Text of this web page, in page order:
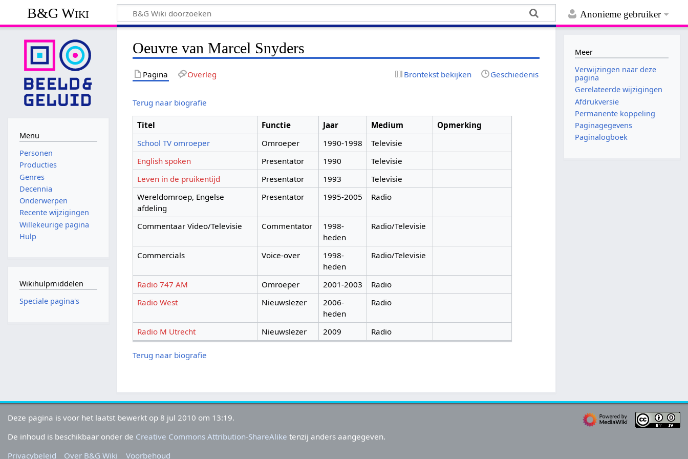
Anonieme gebruiker
B&G Wiki
Oeuvre van Marcel Snyders
Pagina Overleg Brontekst bekijken Geschiedenis
Terug naar biografie
Titel Functie Jaar Medium
Opmerking
School TV omroeper
Omroeper 1990-1998
Televisie
English spoken
Presentator 1990
Televisie
Leven in de pruikentijd
Presentator 1993
Televisie
Wereldomroep, Engelse
afdeling
Presentator 1995-2005 Radio
Commentaar Video/Televisie Commentator
1998-
heden
Radio/Televisie
Commercials Voice-over
1998-
heden
Radio/Televisie
Radio 747 AM Omroeper 2001-2003
Radio
Radio West
Nieuwslezer
2006-
heden
Radio
Radio M Utrecht Nieuwslezer 2009 Radio
Terug naar biografie
Menu
Personen
Producties
Genres
Decennia
Onderwerpen
Recente wijzigingen
Willekeurige pagina
Hulp
Wikihulpmiddelen
Speciale pagina's
Meer
Verwijzingen naar deze
pagina
Gerelateerde wijzigingen
Afdrukversie
Permanente koppeling
Paginagegevens
Paginalogboek
Deze pagina is voor het laatst bewerkt op 8 jul 2010 om 13:19.
De inhoud is beschikbaar onder de Creative Commons Attribution-ShareAlike tenzij anders aangegeven.
Privacybeleid
Over B&G Wiki Voorbehoud